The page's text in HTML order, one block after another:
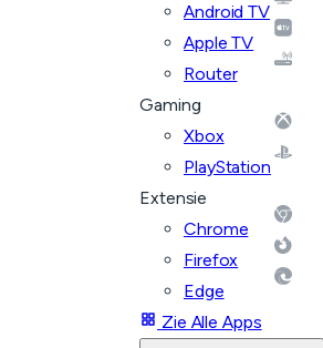
Android TV
Apple TV
Router
Gaming
Xbox
PlayStation
Extensie
Chrome
Firefox
Edge
Zie Alle Apps